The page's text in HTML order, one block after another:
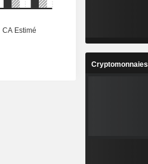
Cryptomonnaies